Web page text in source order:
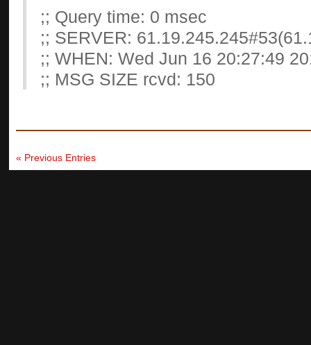
;; Query time: 0 msec
;; SERVER:
;; WHEN: Wed Jun 16 20:27:49
;; MSG SIZE rcvd: 150
« Previous Entries